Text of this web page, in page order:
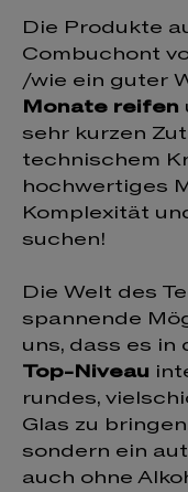
Die Produkte
Combuchont
/wie ein guter
Monate reifen
sehr kurzen
technischem
hochwertiges
Komplexität
suchen!
Die Welt des
spannende
uns, dass es in
Top-Niveau
rundes,
Glas zu
sondern ein
auch ohne